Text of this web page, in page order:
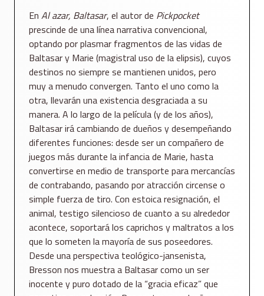
En Al azar, Baltasar, el autor de Pickpocket
prescinde de una línea narrativa convencional,
optando por plasmar fragmentos de las vidas de
Baltasar y Marie (magistral uso de la elipsis), cuyos
destinos no siempre se mantienen unidos, pero
muy a menudo convergen. Tanto el uno como la
otra, llevarán una existencia desgraciada a su
manera. A lo largo de la película (y de los años),
Baltasar irá cambiando de dueños y desempeñando
diferentes funciones: desde ser un compañero de
juegos más durante la infancia de Marie, hasta
convertirse en medio de transporte para mercancías
de contrabando, pasando por atracción circense o
simple fuerza de tiro. Con estoica resignación, el
animal, testigo silencioso de cuanto a su alrededor
acontece, soportará los caprichos y maltratos a los
que lo someten la mayoría de sus poseedores.
Desde una perspectiva teológico-jansenista,
Bresson nos muestra a Baltasar como un ser
inocente y puro dotado de la “gracia eficaz” que